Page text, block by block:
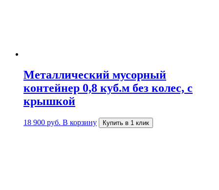
Металлический мусорный
контейнер 0,8 куб.м без колес, с
крышкой
18 900 руб. В корзину Купить в 1 клик